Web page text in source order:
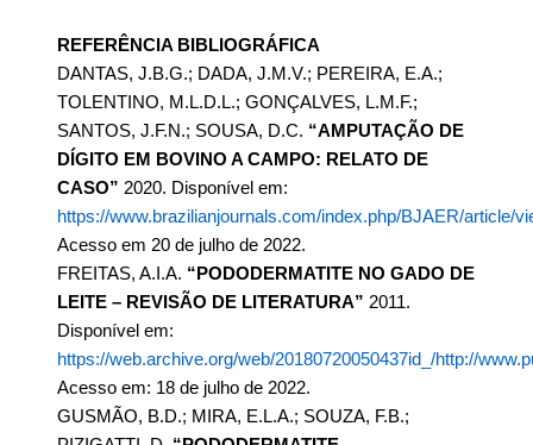
REFERÊNCIA BIBLIOGRÁFICA
DANTAS, J.B.G.; DADA, J.M.V.; PEREIRA, E.A.;
TOLENTINO, M.L.D.L.; GONÇALVES, L.M.F.;
SANTOS, J.F.N.; SOUSA, D.C. “AMPUTAÇÃO DE
DÍGITO EM BOVINO A CAMPO: RELATO DE
CASO” 2020. Disponível em:
https://www.brazilianjournals.com/index.php/BJAER/article/
Acesso em 20 de julho de 2022.
FREITAS, A.I.A. “PODODERMATITE NO GADO DE
LEITE – REVISÃO DE LITERATURA” 2011.
Disponível em:
https://web.archive.org/web/20180720050437id_/http://
Acesso em: 18 de julho de 2022.
GUSMÃO, B.D.; MIRA, E.L.A.; SOUZA, F.B.;